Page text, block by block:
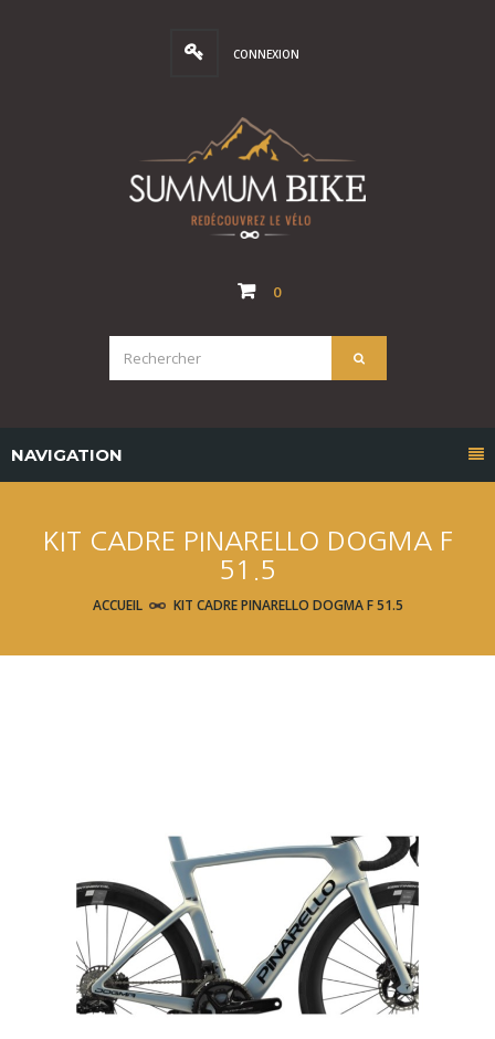
CONNEXION
0
NAVIGATION
KIT CADRE PINARELLO DOGMA F
51.5
ACCUEIL KIT CADRE PINARELLO DOGMA F 51.5